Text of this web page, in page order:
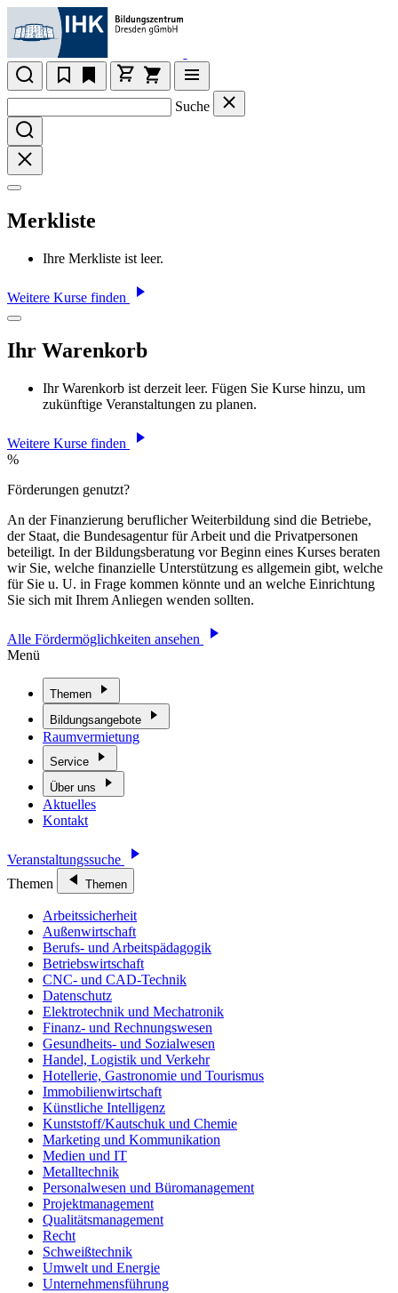
Suche
Merkliste
Ihre Merkliste ist leer.
Weitere Kurse finden
Ihr Warenkorb
Ihr Warenkorb ist derzeit leer. Fügen Sie Kurse hinzu, um
zukünftige Veranstaltungen zu planen.
Weitere Kurse finden
%
Förderungen genutzt?
An der Finanzierung beruflicher Weiterbildung sind die Betriebe,
der Staat, die Bundesagentur für Arbeit und die Privatpersonen
beteiligt. In der Bildungsberatung vor Beginn eines Kurses beraten
wir Sie, welche finanzielle Unterstützung es allgemein gibt, welche
für Sie u. U. in Frage kommen könnte und an welche Einrichtung
Sie sich mit Ihrem Anliegen wenden sollten.
Alle Fördermöglichkeiten ansehen
Menü
Themen
Bildungsangebote
Raumvermietung
Service
Über uns
Aktuelles
Kontakt
Veranstaltungssuche
Themen
Themen
Arbeitssicherheit
Außenwirtschaft
Berufs- und Arbeitspädagogik
Betriebswirtschaft
CNC- und CAD-Technik
Datenschutz
Elektrotechnik und Mechatronik
Finanz- und Rechnungswesen
Gesundheits- und Sozialwesen
Handel, Logistik und Verkehr
Hotellerie, Gastronomie und Tourismus
Immobilienwirtschaft
Künstliche Intelligenz
Kunststoff/Kautschuk und Chemie
Marketing und Kommunikation
Medien und IT
Metalltechnik
Personalwesen und Büromanagement
Projektmanagement
Qualitätsmanagement
Recht
Schweißtechnik
Umwelt und Energie
Unternehmensführung